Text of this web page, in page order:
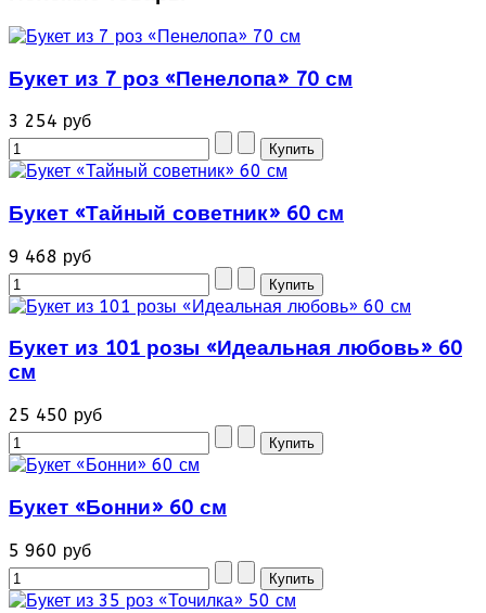
Букет из 7 роз «Пенелопа» 70 см
3 254 руб
Букет «Тайный советник» 60 см
9 468 руб
Букет из 101 розы «Идеальная любовь» 60
см
25 450 руб
Букет «Бонни» 60 см
5 960 руб